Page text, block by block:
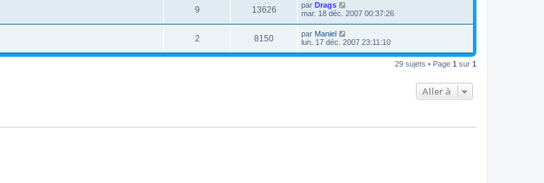
9 13626 par Drags
mar. 18 déc. 2007 00:37:26
2 8150 par Maniel
lun. 17 déc. 2007 23:11:10
29 sujets • Page 1 sur 1
Aller à